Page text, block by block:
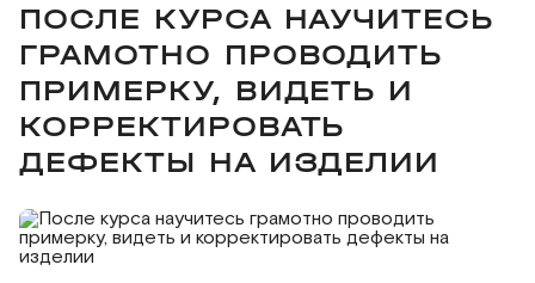
ПОСЛЕ КУРСА НАУЧИТЕСЬ
ГРАМОТНО ПРОВОДИТЬ
ПРИМЕРКУ, ВИДЕТЬ И
КОРРЕКТИРОВАТЬ
ДЕФЕКТЫ НА ИЗДЕЛИИ